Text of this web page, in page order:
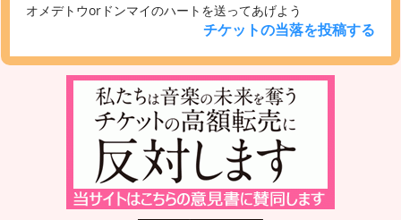
オメデトウorドンマイのハートを送ってあげよう
チケットの当落を投稿する